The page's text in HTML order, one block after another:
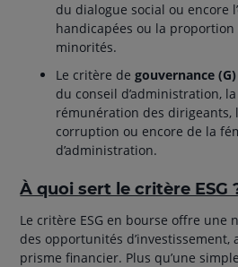
du dialogue social ou encore
handicapées ou la
minorités.
Le critère degouvernance (G)
du conseil d’administration,
rémunération des dirigeants,
corruption ou encore de la
d’administration.
À quoi sert le critère ESG
Le critère ESG en bourse offre une
des opportunités d’investissement,
prisme financier. Plus qu’une